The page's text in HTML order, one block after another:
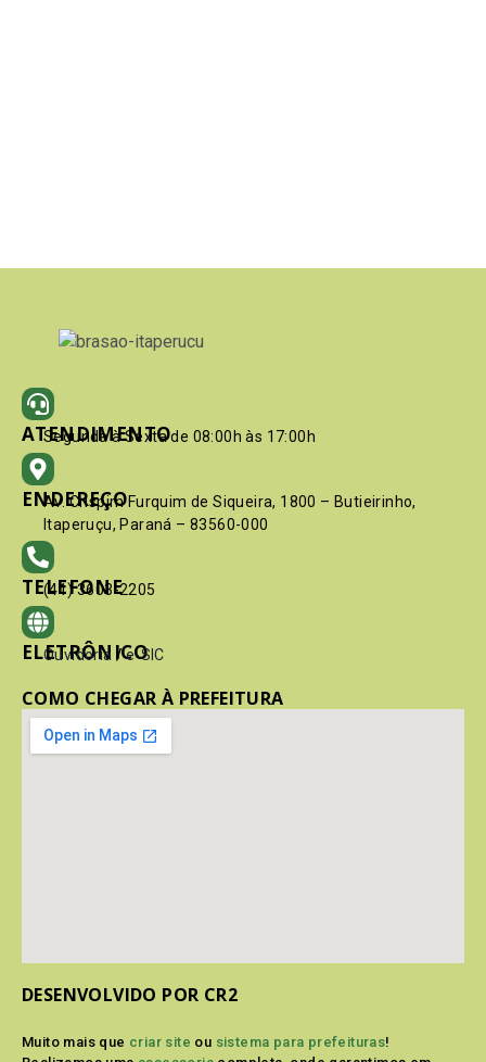
ATENDIMENTO
Segunda à Sexta de 08:00h às 17:00h
ENDEREÇO
Av. Crispim Furquim de Siqueira, 1800 – Butieirinho,
Itaperuçu, Paraná – 83560-000
TELEFONE
(41) 3603-2205
ELETRÔNICO
Ouvidoria / e-SIC
COMO CHEGAR À PREFEITURA
DESENVOLVIDO POR CR2
Muito mais que criar site ou sistema para prefeituras!